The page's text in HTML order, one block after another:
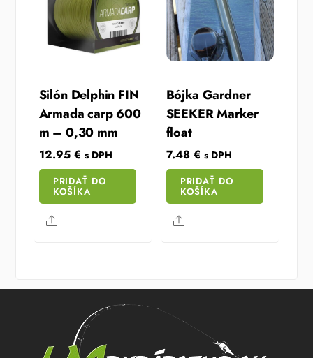
Silón Delphin FIN
Armada carp 600
m – 0,30 mm
12.95 € s DPH
PRIDAŤ DO
KOŠÍKA
Share
Bójka Gardner
SEEKER Marker
float
7.48 € s DPH
PRIDAŤ DO
KOŠÍKA
Share